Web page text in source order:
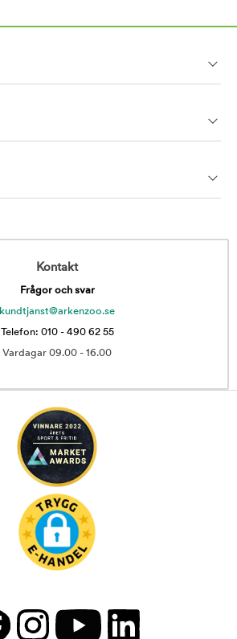
Kontakt
Frågor och svar
kundtjanst@arkenzoo.se
Telefon: 010 - 490 62 55
Vardagar 09.00 - 16.00